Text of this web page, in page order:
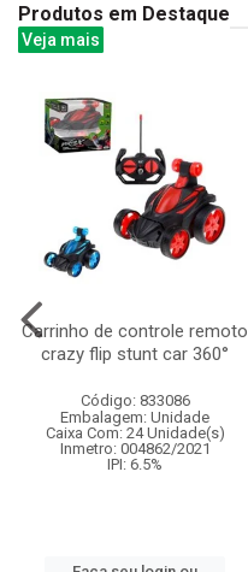
Produtos em Destaque
Veja mais
Carrinho de controle remoto
crazy flip stunt car 360°
Código: 833086
Embalagem: Unidade
Caixa Com: 24 Unidade(s)
Inmetro: 004862/2021
IPI: 6.5%